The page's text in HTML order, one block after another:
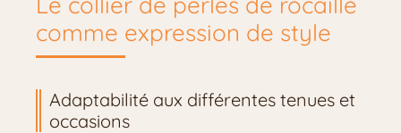
comme expression de style
Adaptabilité aux différentes tenues et
occasions